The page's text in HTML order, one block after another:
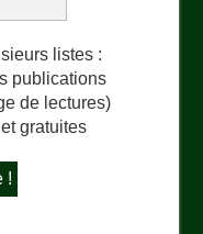
listes :
publications
de lectures)
gratuites